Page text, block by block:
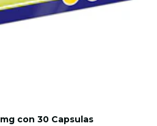
con 30 Capsulas